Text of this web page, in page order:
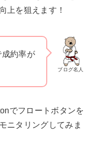
上を狙えます！
ブログ名人
約率が
でフロートボタンを
ニタリングしてみま